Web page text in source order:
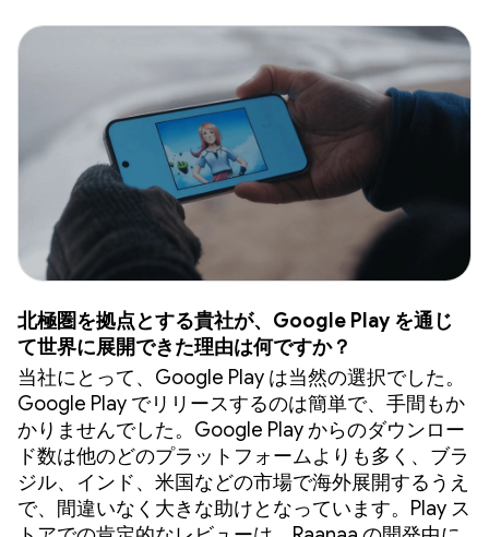
北極圏を拠点とする貴社が、Google Play を通じ
て世界に展開できた理由は何ですか？
当社にとって、Google Play は当然の選択でした。
Google Play でリリースするのは簡単で、手間もか
かりませんでした。Google Play からのダウンロー
ド数は他のどのプラットフォームよりも多く、ブラ
ジル、インド、米国などの市場で海外展開するうえ
で、間違いなく大きな助けとなっています。Play ス